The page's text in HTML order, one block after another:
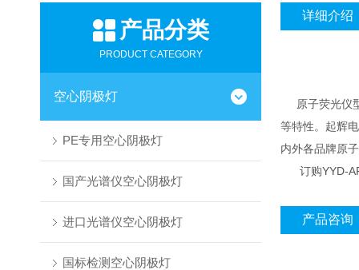
产品分类
PRODUCT CATEGORY
空心阴极灯
PE专用空心阴极灯
国产光谱仪空心阴极灯
进口光谱仪空心阴极灯
国标检测空心阴极灯
详细介绍
原子荧光仪型
等特性。起辉
内外各品牌原
订购YYD-AF
产品咨询